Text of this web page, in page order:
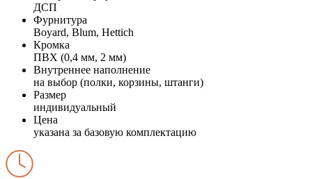
ДСП
Фурнитура
Boyard, Blum, Hettich
Кромка
ПВХ (0,4 мм, 2 мм)
Внутреннее наполнение
на выбор (полки, корзины, штанги)
Размер
индивидуальный
Цена
указана за базовую комплектацию